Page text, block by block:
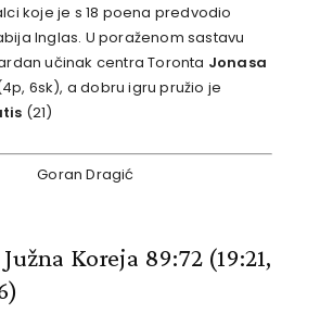
koje je s 18 poena predvodio
Inglas. U poraženom sastavu
učinak centra Toronta Jonasa
6sk), a dobru igru pružio je
(21)
Koreja 89:72 (19:21,